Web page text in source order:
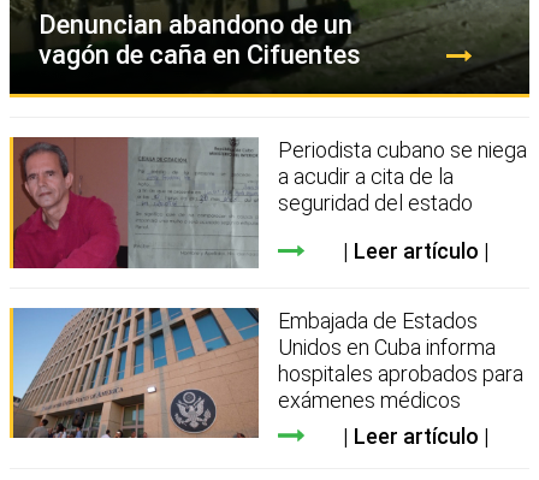
Denuncian abandono de un
vagón de caña en Cifuentes
Periodista cubano se niega
a acudir a cita de la
seguridad del estado
Leer artículo
Embajada de Estados
Unidos en Cuba informa
hospitales aprobados para
exámenes médicos
Leer artículo